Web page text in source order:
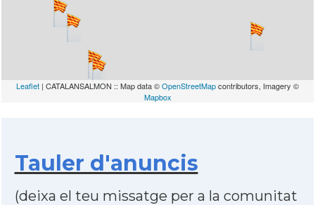
Leaflet | CATALANSALMON :: Map data ©OpenStreetMapcontributors, Imagery ©
Mapbox
Tauler d'anuncis
(deixa el teu missatge per a la comunitat